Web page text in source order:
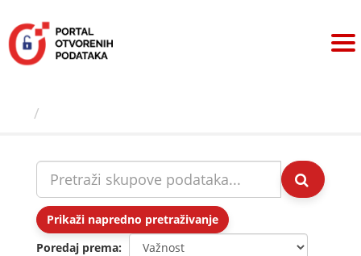
sadržaj
Prikaži napredno pretraživanje
Poredaj prema